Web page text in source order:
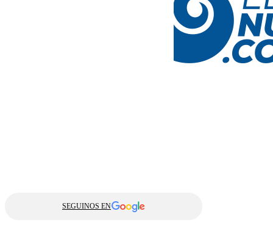
SEGUINOS EN